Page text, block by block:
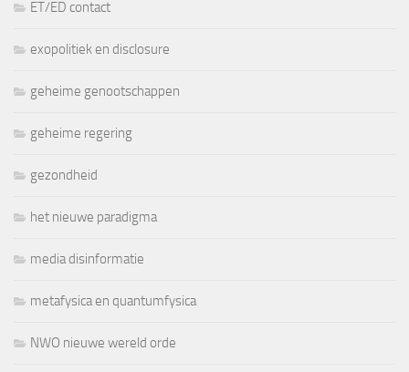
ET/ED contact
exopolitiek en disclosure
geheime genootschappen
geheime regering
gezondheid
het nieuwe paradigma
media disinformatie
metafysica en quantumfysica
NWO nieuwe wereld orde